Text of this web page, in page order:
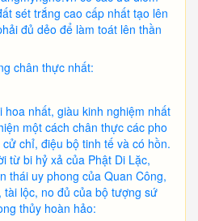
sét trắng cao cấp nhất tạo lên
đủ dẻo để làm toát lên thần
chân thực nhất:
nhất, giàu kinh nghiệm nhất
một cách chân thực các pho
chỉ, điệu bộ tinh tế và có hồn.
từ bi hỷ xả của Phật Di Lặc,
thái uy phong của Quan Công,
lộc, no đủ của bộ tượng sứ
thủy hoàn hảo: